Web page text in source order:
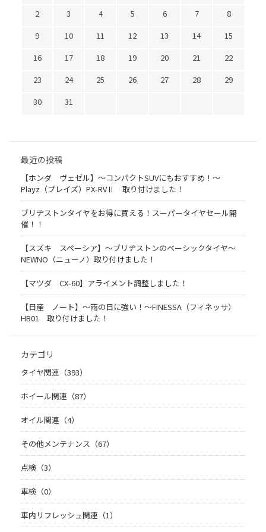
2
3 4 5 6 7
8
9
10 11 12 13 14
15
16
17 18 19 20 21
22
23
24 25 26 27 28
29
30
31
最近の投稿
【ホンダ ヴェゼル】～コンパクトSUVにもおすすめ！～
Playz（プレイズ）PX-RVⅡ 取り付けました！
ブリヂストンタイヤをお得に買える！スーパータイヤセール開
催！！
【スズキ スペーシア】～ブリヂストンのベーシックタイヤ～
NEWNO（ニューノ）取り付けました！
【マツダ CX-60】アライメント調整しました！
【日産 ノート】～雨の日に強い！～FINESSA（フィネッサ）
HB01 取り付けました！
カテゴリ
タイヤ関連（393）
ホイール関連（87）
オイル関連（4）
その他メンテナンス（67）
点検（3）
車検（0）
車内リフレッシュ関連（1）